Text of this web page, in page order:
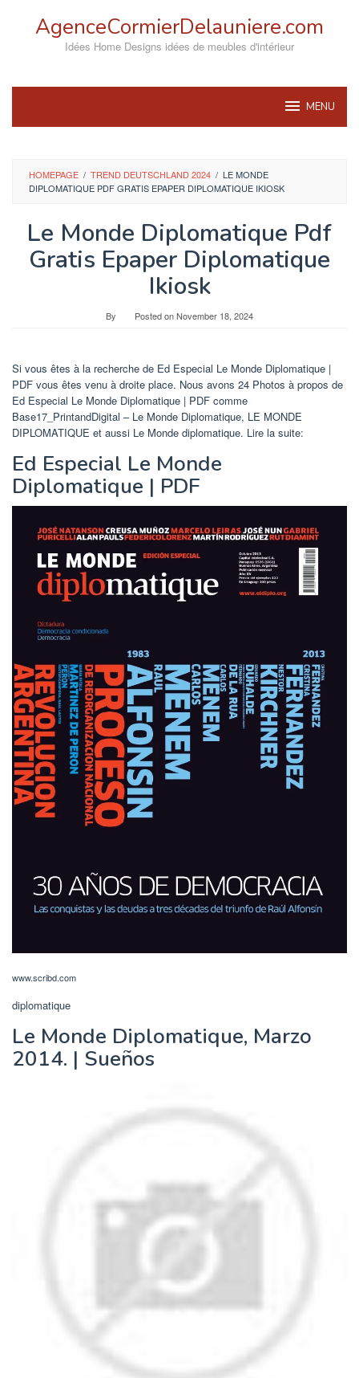
AgenceCormierDelauniere.com
Idées Home Designs idées de meubles d'intérieur
MENU
HOMEPAGE / TREND DEUTSCHLAND 2024 / LE MONDE
DIPLOMATIQUE PDF GRATIS EPAPER DIPLOMATIQUE IKIOSK
Le Monde Diplomatique Pdf
Gratis Epaper Diplomatique
Ikiosk
By Posted onNovember 18, 2024
Si vous êtes à la recherche de Ed Especial Le Monde Diplomatique |
PDF vous êtes venu à droite place. Nous avons 24 Photos à propos de
Ed Especial Le Monde Diplomatique | PDF comme
Base17_PrintandDigital – Le Monde Diplomatique, LE MONDE
DIPLOMATIQUE et aussi Le Monde diplomatique. Lire la suite:
Ed Especial Le Monde
Diplomatique | PDF
www.scribd.com
diplomatique
Le Monde Diplomatique, Marzo
2014. | Sueños